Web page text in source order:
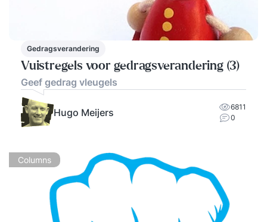
Gedragsverandering
Vuistregels voor gedragsverandering (3)
Geef gedrag vleugels
Hugo Meijers
6811
0
Columns